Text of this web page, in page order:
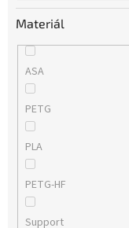
Materiál
ASA
PETG
PLA
PETG-HF
Support